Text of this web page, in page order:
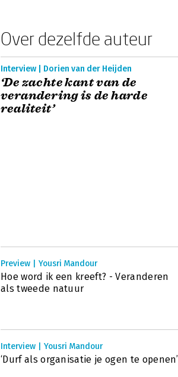
Over dezelfde auteur
Interview | Dorien van der Heijden
‘De zachte kant van de
verandering is de harde
realiteit’
Preview | Yousri Mandour
Hoe word ik een kreeft? - Veranderen
als tweede natuur
Interview | Yousri Mandour
‘Durf als organisatie je ogen te openen’